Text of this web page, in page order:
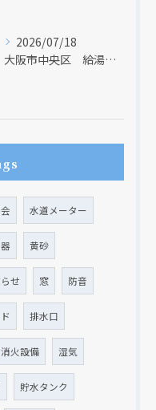
2026/07/18
大阪市中央区 給湯器のリモコンが無くても、リモコンを設置する方法はあります
水道メーター
黄砂
せ 窓 防音
排水口
消火設備 湿気
貯水タンク
ジャンプします
ジャンプします